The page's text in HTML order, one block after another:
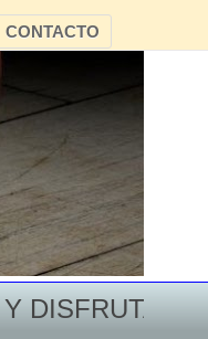
CONTACTO
DEL